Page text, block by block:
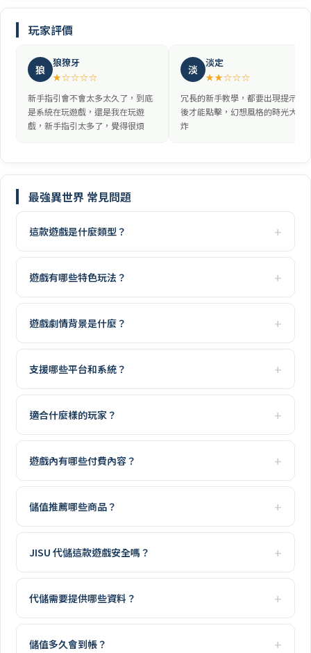
玩家評價
狼 狼獠牙
★☆☆☆☆
新手指引會不會太多太久了，到底
是系統在玩遊戲，還是我在玩遊
戲，新手指引太多了，覺得很煩
淡 淡定
★★☆☆☆
冗長的新手教學，都要出現提示之
後才能點擊，幻想風格的時光大爆
炸
最強異世界 常見問題
這款遊戲是什麼類型？
遊戲有哪些特色玩法？
遊戲劇情背景是什麼？
支援哪些平台和系統？
適合什麼樣的玩家？
遊戲內有哪些付費內容？
儲值推薦哪些商品？
JISU 代儲這款遊戲安全嗎？
代儲需要提供哪些資料？
儲值多久會到帳？